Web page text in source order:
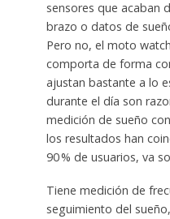
sensores que acaban
brazo o datos de
Pero no, el moto
comporta de forma
ajustan bastante a lo
durante el día son
medición de sueño
los resultados han
90 % de usuarios, va
Tiene medición de
seguimiento del